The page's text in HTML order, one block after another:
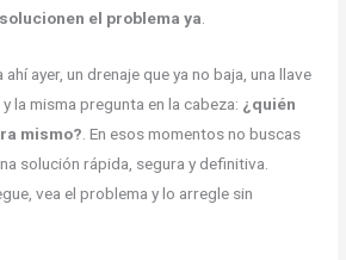
el problema ya.
ayer, un drenaje que ya no baja, una llave
la misma pregunta en la cabeza: ¿quién
mismo? . En esos momentos no buscas
solución rápida, segura y definitiva.
vea el problema y lo arregle sin